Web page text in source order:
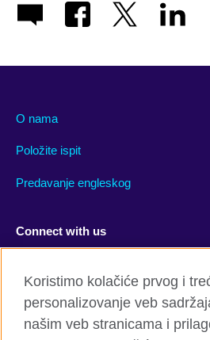
O nama
Položite ispit
Predavanje engleskog
Connect with us
YouTube
Koristimo kolačiće prvog i
personalizovanje veb
našim veb stranicama i